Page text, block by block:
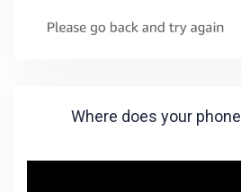
Where does your